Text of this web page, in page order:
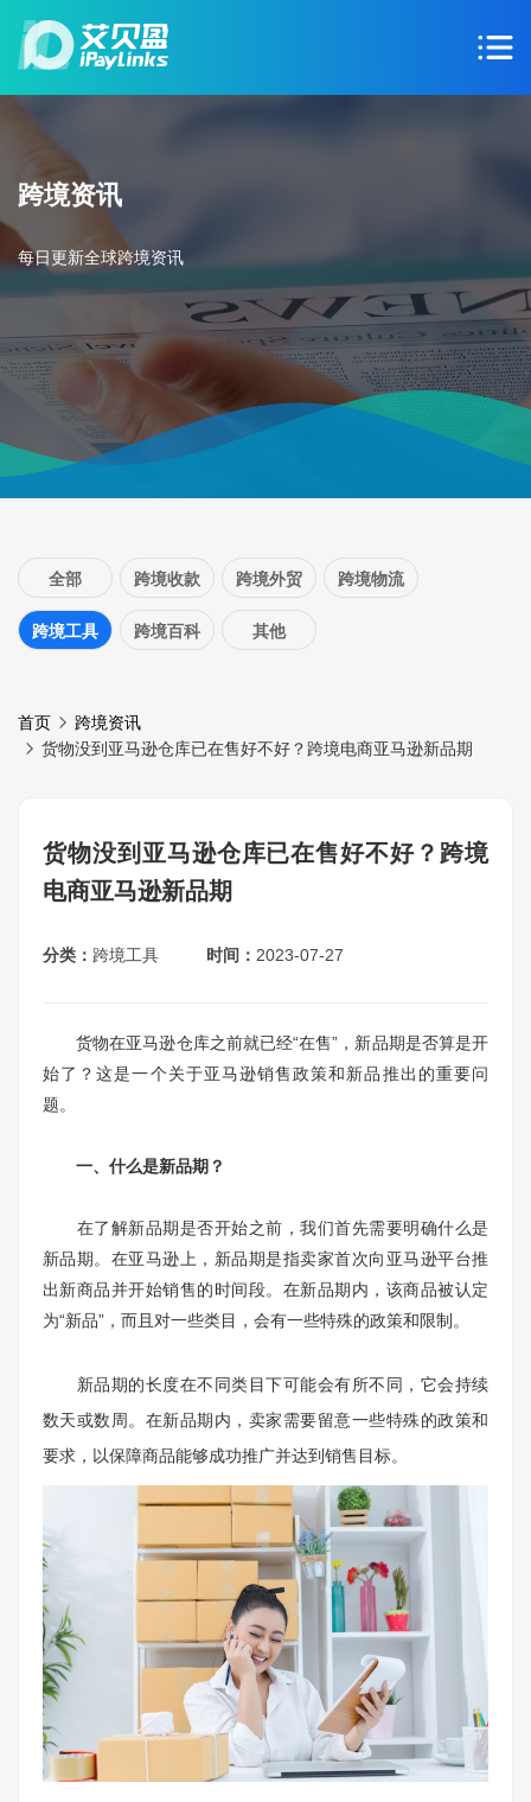
跨境资讯
每日更新全球跨境资讯
全部 跨境收款 跨境外贸 跨境物流
跨境工具 跨境百科 其他
首页
跨境资讯
货物没到亚马逊仓库已在售好不好？跨境电商亚马逊新品期
货物没到亚马逊仓库已在售好不好？跨境
电商亚马逊新品期
分类： 跨境工具 时间： 2023-07-27
货物在亚马逊仓库之前就已经“在售”，新品期是否算是开
始了？这是一个关于亚马逊销售政策和新品推出的重要问
题。
一、什么是新品期？
在了解新品期是否开始之前，我们首先需要明确什么是
新品期。在亚马逊上，新品期是指卖家首次向亚马逊平台推
出新商品并开始销售的时间段。在新品期内，该商品被认定
为“新品”，而且对一些类目，会有一些特殊的政策和限制。
新品期的长度在不同类目下可能会有所不同，它会持续
数天或数周。在新品期内，卖家需要留意一些特殊的政策和
要求，以保障商品能够成功推广并达到销售目标。